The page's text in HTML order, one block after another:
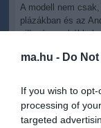
ma.hu - Do
If you wish to
processing of
targeted
A modell nem
plázákban és az
villogó zacskókkal
"Annyira cipő,
de nagyon
el a
Olvasson még